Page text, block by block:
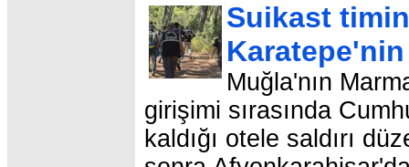
Suikast
Muğla'nın
girişimi sırasında
kaldığı otele saldırı